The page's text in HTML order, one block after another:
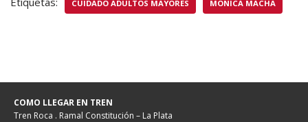
CUIDADO ADULTOS MAYORES MONICA MACHA
COMO LLEGAR EN TREN
Tren Roca . Ramal Constitución – La Plata